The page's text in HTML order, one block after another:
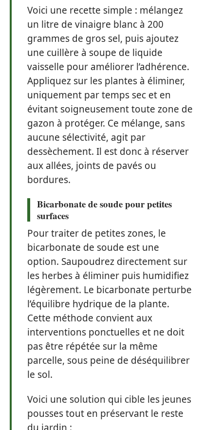
Voici une recette simple : mélangez
un litre de vinaigre blanc à 200
grammes de gros sel, puis ajoutez
une cuillère à soupe de liquide
vaisselle pour améliorer l’adhérence.
Appliquez sur les plantes à éliminer,
uniquement par temps sec et en
évitant soigneusement toute zone de
gazon à protéger. Ce mélange, sans
aucune sélectivité, agit par
dessèchement. Il est donc à réserver
aux allées, joints de pavés ou
bordures.
Bicarbonate de soudepour petites
surfaces
Pour traiter de petites zones, le
bicarbonate de soude est une
option. Saupoudrez directement sur
les herbes à éliminer puis humidifiez
légèrement. Le bicarbonate perturbe
l’équilibre hydrique de la plante.
Cette méthode convient aux
interventions ponctuelles et ne doit
pas être répétée sur la même
parcelle, sous peine de déséquilibrer
le sol.
Voici une solution qui cible les jeunes
pousses tout en préservant le reste